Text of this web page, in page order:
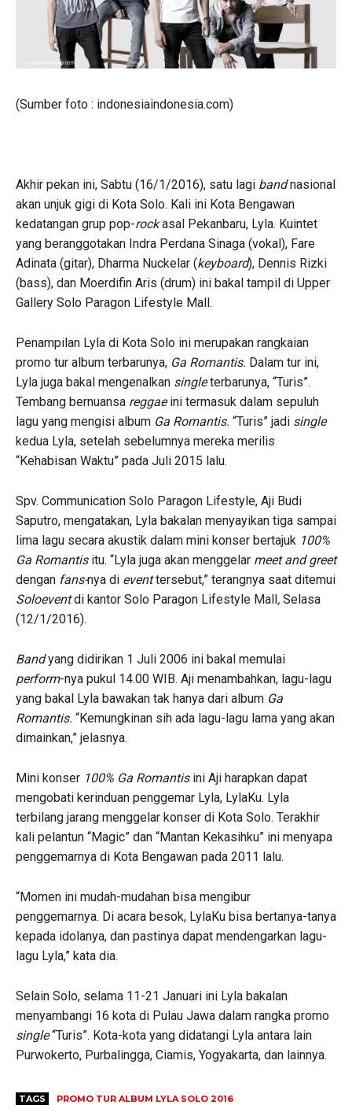
(Sumber foto : indonesiaindonesia.com)
Akhir pekan ini, Sabtu (16/1/2016), satu lagi bandnasional
akan unjuk gigi di Kota Solo. Kali ini Kota Bengawan
kedatangan grup pop-rockasal Pekanbaru, Lyla. Kuintet
yang beranggotakan Indra Perdana Sinaga (vokal), Fare
Adinata (gitar), Dharma Nuckelar (keyboard), Dennis Rizki
(bass), dan Moerdifin Aris (drum) ini bakal tampil di Upper
Gallery Solo Paragon Lifestyle Mall.
Penampilan Lyla di Kota Solo ini merupakan rangkaian
promo tur album terbarunya, Ga Romantis. Dalam tur ini,
Lyla juga bakal mengenalkan singleterbarunya, “Turis”.
Tembang bernuansa reggaeini termasuk dalam sepuluh
lagu yang mengisi album Ga Romantis. “Turis” jadi single
kedua Lyla, setelah sebelumnya mereka merilis
“Kehabisan Waktu” pada Juli 2015 lalu.
Spv. Communication Solo Paragon Lifestyle, Aji Budi
Saputro, mengatakan, Lyla bakalan menyayikan tiga sampai
lima lagu secara akustik dalam mini konser bertajuk 100%
Ga Romantis itu. “Lyla juga akan menggelar meet and greet
dengan fans-nya di eventtersebut,” terangnya saat ditemui
Soloeventdi kantor Solo Paragon Lifestyle Mall, Selasa
(12/1/2016).
Bandyang didirikan 1 Juli 2006 ini bakal memulai
perform-nya pukul 14.00 WIB. Aji menambahkan, lagu-lagu
yang bakal Lyla bawakan tak hanya dari album Ga
Romantis. “Kemungkinan sih ada lagu-lagu lama yang akan
dimainkan,” jelasnya.
Mini konser 100% Ga Romantis ini Aji harapkan dapat
mengobati kerinduan penggemar Lyla, LylaKu. Lyla
terbilang jarang menggelar konser di Kota Solo. Terakhir
kali pelantun “Magic” dan “Mantan Kekasihku” ini menyapa
penggemarnya di Kota Bengawan pada 2011 lalu.
“Momen ini mudah-mudahan bisa mengibur
penggemarnya. Di acara besok, LylaKu bisa bertanya-tanya
kepada idolanya, dan pastinya dapat mendengarkan lagu-
lagu Lyla,” kata dia.
Selain Solo, selama 11-21 Januari ini Lyla bakalan
menyambangi 16 kota di Pulau Jawa dalam rangka promo
single“Turis”. Kota-kota yang didatangi Lyla antara lain
Purwokerto, Purbalingga, Ciamis, Yogyakarta, dan lainnya.
TAGS PROMO TUR ALBUM LYLA SOLO 2016